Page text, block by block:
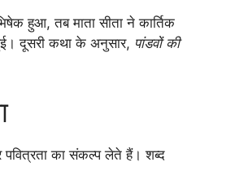
हुआ, तब माता सीता ने कार्तिक
दूसरी कथा के अनुसार, पांडवों की
का संकल्प लेते हैं। शब्द